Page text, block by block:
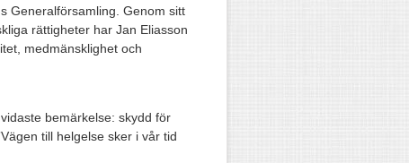
Generalförsamling. Genom sitt
rättigheter har Jan Eliasson
medmänsklighet och
bemärkelse: skydd för
till helgelse sker i vår tid